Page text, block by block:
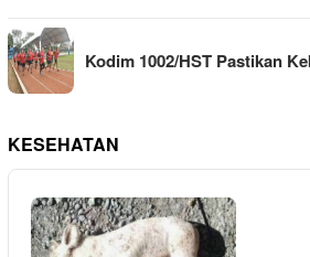
Kodim 1002/HST Pastikan
KESEHATAN